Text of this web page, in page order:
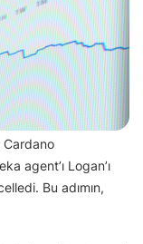
Cardano
agent’ı Logan’ı
Bu adımın,